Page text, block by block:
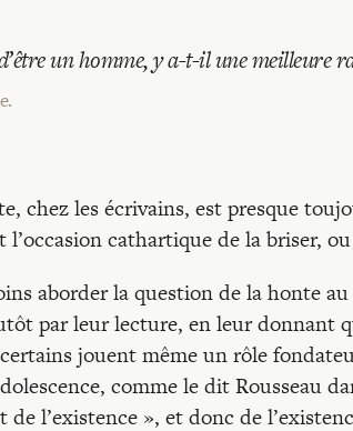
un homme, y a-t-il une meilleure
chez les écrivains, est presque
l’occasion cathartique de la briser,
aborder la question de la honte
par leur lecture, en leur donnant
jouent même un rôle
comme le dit Rousseau
l’existence », et donc de